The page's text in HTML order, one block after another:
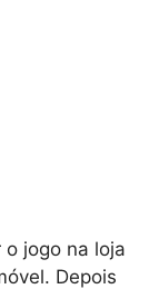
o jogo na loja
Depois